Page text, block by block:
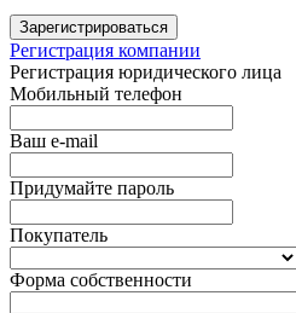
Зарегистрироваться
Регистрация компании
Регистрация юридического лица
Мобильный телефон
Ваш e-mail
Придумайте пароль
Покупатель
Форма собственности